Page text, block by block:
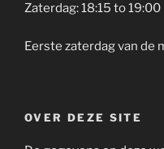
Zaterdag: 18:15 to
Eerste zaterdag van de
OVER DEZE SITE